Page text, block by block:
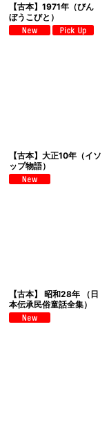
【古本】1971年（びん
ぼうこびと）
【古本】大正10年（イソ
ップ物語）
【古本】 昭和28年 （日
本伝承民俗童話全集）